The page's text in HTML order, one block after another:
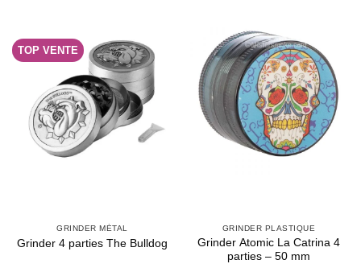
TOP VENTE
GRINDER MÉTAL
Grinder 4 parties The Bulldog
GRINDER PLASTIQUE
Grinder Atomic La Catrina 4
parties – 50 mm